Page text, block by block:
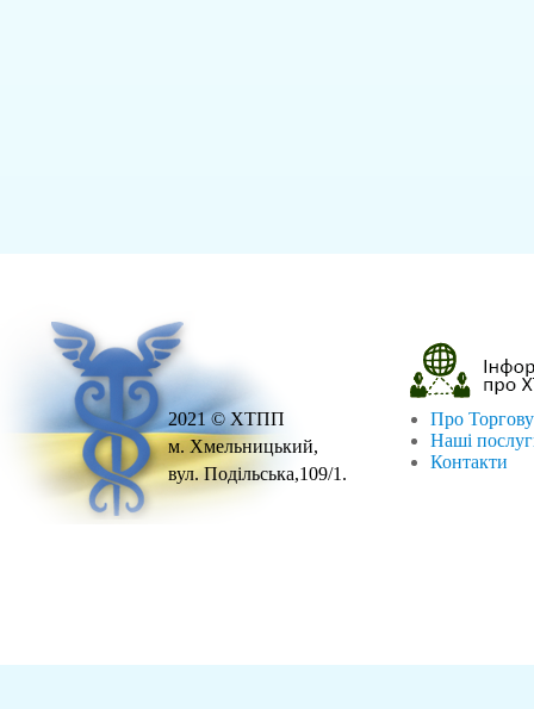
2021 © ХТПП
м. Хмельницький,
вул. Подільська,109/1.
Про
Наші
Контакти